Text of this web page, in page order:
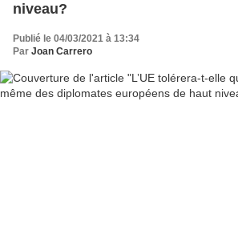
niveau?
Publié le 04/03/2021 à 13:34
Par Joan Carrero